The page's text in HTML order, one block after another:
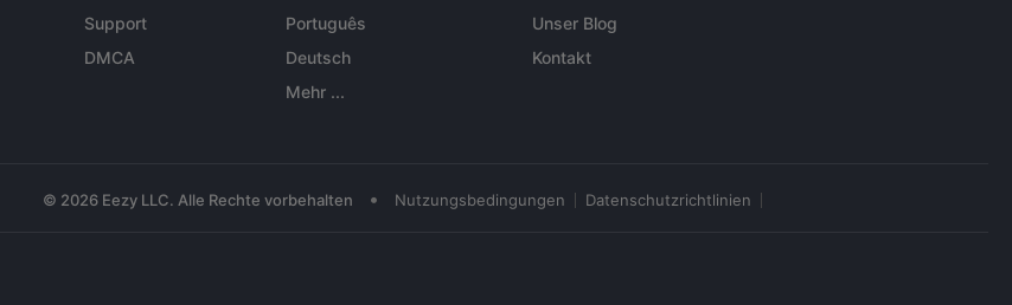
Support
DMCA
Português
Deutsch
Mehr ...
Unser Blog
Kontakt
© 2026 Eezy LLC. Alle Rechte vorbehalten • Nutzungsbedingungen Datenschutzrichtlinien